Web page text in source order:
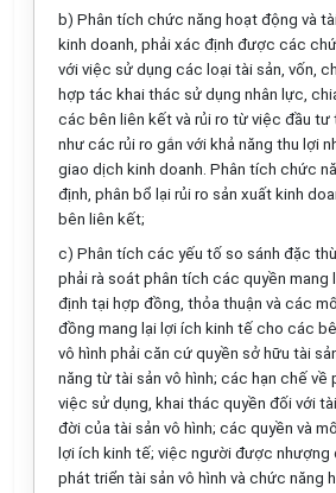
b) Phân tích chức năng hoạt động và
kinh doanh, phải xác định được các
với việc sử dụng các loại tài sản, vốn,
hợp tác khai thác sử dụng nhân lực,
các bên liên kết và rủi ro từ việc đầu tư
như các rủi ro gắn với khả năng thu lợi
giao dịch kinh doanh. Phân tích chức
định, phân bổ lại rủi ro sản xuất kinh
bên liên kết;
c) Phân tích các yếu tố so sánh đặc
phải rà soát phân tích các quyền mang
định tại hợp đồng, thỏa thuận và các
đồng mang lại lợi ích kinh tế cho các
vô hình phải căn cứ quyền sở hữu tài
năng từ tài sản vô hình; các hạn chế về
việc sử dụng, khai thác quyền đối với
đời của tài sản vô hình; các quyền và
lợi ích kinh tế; việc người được nhượng
phát triển tài sản vô hình và chức năng